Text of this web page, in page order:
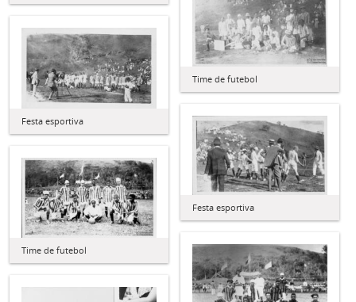
Time de futebol
Festa esportiva
Festa esportiva
Time de futebol